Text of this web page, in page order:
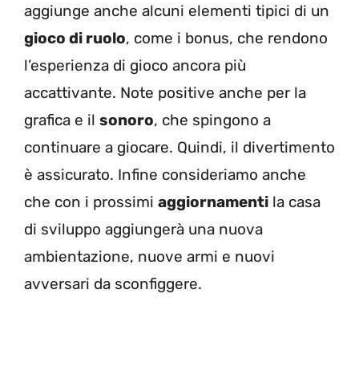
aggiunge anche alcuni elementi tipici di un
gioco di ruolo, come i bonus, che rendono
l’esperienza di gioco ancora più
accattivante. Note positive anche per la
grafica e il sonoro, che spingono a
continuare a giocare. Quindi, il divertimento
è assicurato. Infine consideriamo anche
che con i prossimi aggiornamenti la casa
di sviluppo aggiungerà una nuova
ambientazione, nuove armi e nuovi
avversari da sconfiggere.